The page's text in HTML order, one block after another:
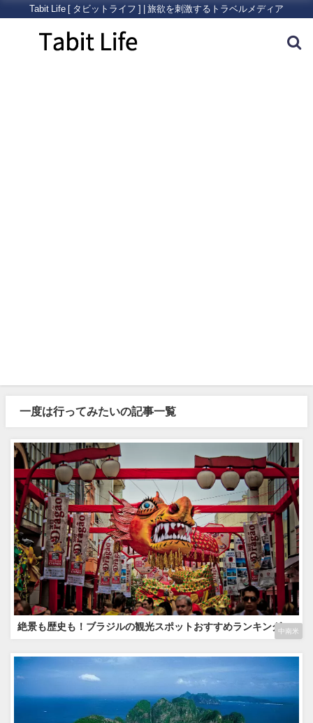
Tabit Life [ タビットライフ ] | 旅欲を刺激するトラベルメディア
一度は行ってみたいの記事一覧
中南米
絶景も歴史も！ブラジルの観光スポットおすすめランキング